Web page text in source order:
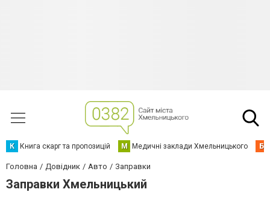
К Книга скарг та пропозицій М Медичні заклади Хмельницького Б
Головна Довідник Авто Заправки
Заправки Хмельницький